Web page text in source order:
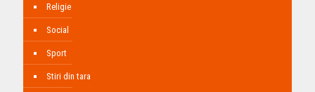
Religie
Social
Sport
Stiri din tara